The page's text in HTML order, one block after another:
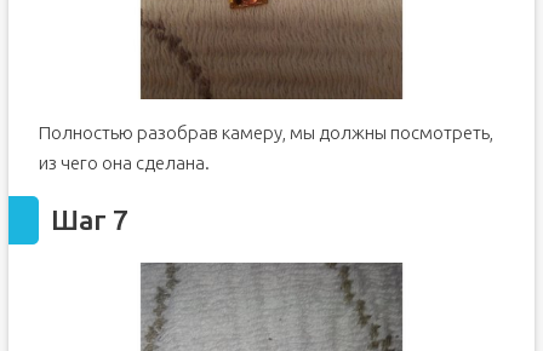
Полностью разобрав камеру, мы должны посмотреть,
из чего она сделана.
Шаг 7